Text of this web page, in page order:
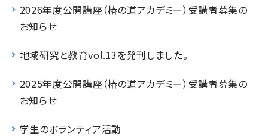
2026年度公開講座（椿の道アカデミー）受講者募集の
お知らせ
地域研究と教育vol.13を発刊しました。
2025年度公開講座（椿の道アカデミー）受講者募集の
お知らせ
学生のボランティア活動